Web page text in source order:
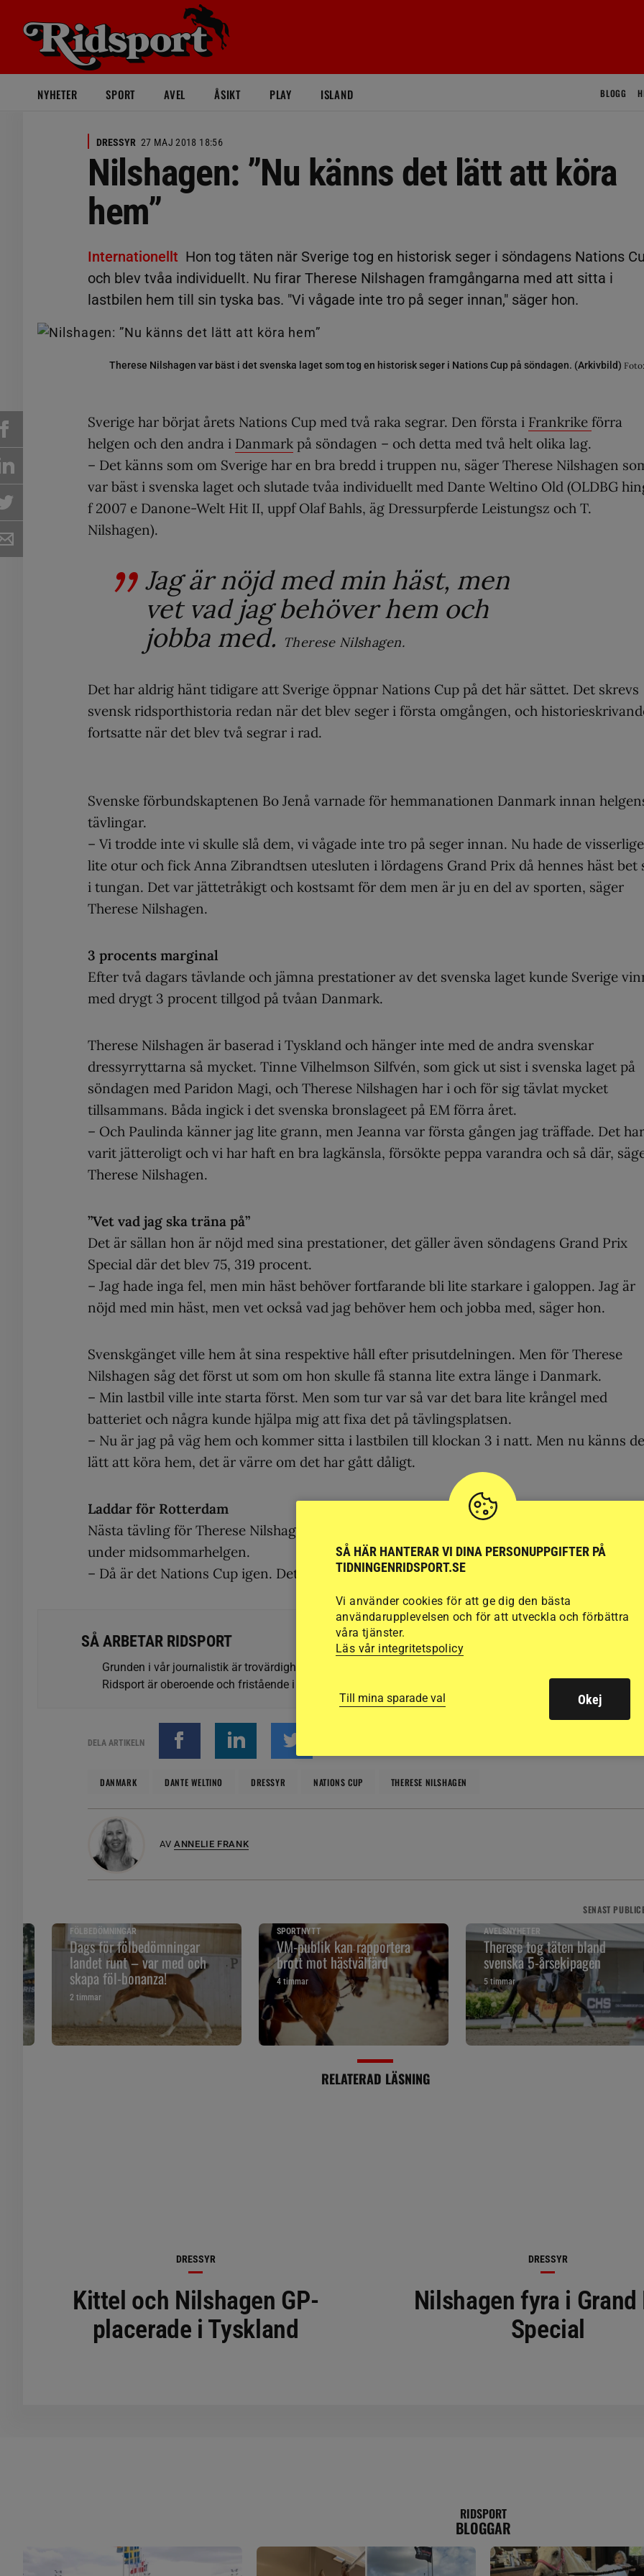
NYHETER SPORT AVEL ÅSIKT PLAY ISLAND BLOGG
DRESSYR 27 MAJ 2018 18:56
Nilshagen: ”Nu känns det lätt att köra
hem”
Internationellt Hon tog täten när Sverige tog en historisk seger i söndagens Nations
och blev tvåa individuellt. Nu firar Therese Nilshagen framgångarna med att sitta i
lastbilen hem till sin tyska bas. "Vi vågade inte tro på seger innan," säger hon.
Therese Nilshagen var bäst i det svenska laget som tog en historisk seger i Nations Cup på söndagen. (Arkivbild)
Sverige har börjat årets Nations Cup med två raka segrar. Den första i Frankrike förra
helgen och den andra i Danmark på söndagen – och detta med två helt olika lag.
– Det känns som om Sverige har en bra bredd i truppen nu, säger Therese Nilshagen
var bäst i svenska laget och slutade tvåa individuellt med Dante Weltino Old (OLDBG
f 2007 e Danone-Welt Hit II, uppf Olaf Bahls, äg Dressurpferde Leistungsz och T.
Nilshagen).
Jag är nöjd med min häst, men
vet vad jag behöver hem och
jobba med. Therese Nilshagen.
Det har aldrig hänt tidigare att Sverige öppnar Nations Cup på det här sättet. Det skrevs
svensk ridsporthistoria redan när det blev seger i första omgången, och
fortsatte när det blev två segrar i rad.
Svenske förbundskaptenen Bo Jenå varnade för hemmanationen Danmark innan
tävlingar.
– Vi trodde inte vi skulle slå dem, vi vågade inte tro på seger innan. Nu hade de
lite otur och fick Anna Zibrandtsen utesluten i lördagens Grand Prix då hennes häst bet
i tungan. Det var jättetråkigt och kostsamt för dem men är ju en del av sporten, säger
Therese Nilshagen.
3 procents marginal
Efter två dagars tävlande och jämna prestationer av det svenska laget kunde Sverige
med drygt 3 procent tillgod på tvåan Danmark.
Therese Nilshagen är baserad i Tyskland och hänger inte med de andra svenskar
dressyrryttarna så mycket. Tinne Vilhelmson Silfvén, som gick ut sist i svenska laget på
söndagen med Paridon Magi, och Therese Nilshagen har i och för sig tävlat mycket
tillsammans. Båda ingick i det svenska bronslageet på EM förra året.
– Och Paulinda känner jag lite grann, men Jeanna var första gången jag träffade. Det har
varit jätteroligt och vi har haft en bra lagkänsla, försökte peppa varandra och så där,
Therese Nilshagen.
”Vet vad jag ska träna på”
Det är sällan hon är nöjd med sina prestationer, det gäller även söndagens Grand Prix
Special där det blev 75, 319 procent.
– Jag hade inga fel, men min häst behöver fortfarande bli lite starkare i galoppen. Jag är
nöjd med min häst, men vet också vad jag behöver hem och jobba med, säger hon.
Svenskgänget ville hem åt sina respektive håll efter prisutdelningen. Men för Therese
Nilshagen såg det först ut som om hon skulle få stanna lite extra länge i Danmark.
– Min lastbil ville inte starta först. Men som tur var så var det bara lite krångel med
batteriet och några kunde hjälpa mig att fixa det på tävlingsplatsen.
– Nu är jag på väg hem och kommer sitta i lastbilen till klockan 3 i natt. Men nu känns
lätt att köra hem, det är värre om det har gått dåligt.
Laddar för Rotterdam
Nästa tävling för Therese Nilshagen och Dante Weltino Old blir i holländska Rotterdam
under midsommarhelgen.
– Då är det Nations Cup igen. Det ser vi fram mot.
SÅ ARBETAR RIDSPORT
Grunden i vår journalistik är trovärdighet och opartiskhet. Det vi publicerar ska vara sant och relevant.
Ridsport är oberoende och fristående i förhållande till ekonomiska, privata, politiska och andra intressen.
DELA ARTIKELN
DANMARK DANTE WELTINO DRESSYR NATIONS CUP THERESE NILSHAGEN
AV ANNELIE FRANK
SENAST
FÖLBEDÖMNINGAR
Dags för fölbedömningar
landet runt – var med och
skapa föl-bonanza!
2 timmar
SPORTNYTT
VM-publik kan rapportera
brott mot hästvälfärd
4 timmar
AVELSNYHETER
Therese tog täten bland
svenska 5-årsekipagen
5 timmar
RELATERAD LÄSNING
DRESSYR
Kittel och Nilshagen GP-
placerade i Tyskland
DRESSYR
Nilshagen fyra i Grand
Special
RIDSPORT
BLOGGAR
SÅ HÄR HANTERAR VI DINA PERSONUPPGIFTER PÅ
TIDNINGENRIDSPORT.SE
Vi använder cookies för att ge dig den bästa
användarupplevelsen och för att utveckla och förbättra
våra tjänster.
Läs vår integritetspolicy
Till mina sparade val Okej